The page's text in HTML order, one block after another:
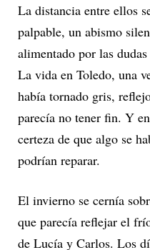
La distancia entre ellos
palpable, un abismo
alimentado por las
La vida en Toledo, una
había tornado gris,
parecía no tener fin. Y
certeza de que algo se
podrían reparar.
El invierno se cernía
que parecía reflejar el
de Lucía y Carlos. Los